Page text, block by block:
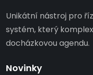
Unikátní nástroj pro
systém, který
docházkovou agendu.
Novinky